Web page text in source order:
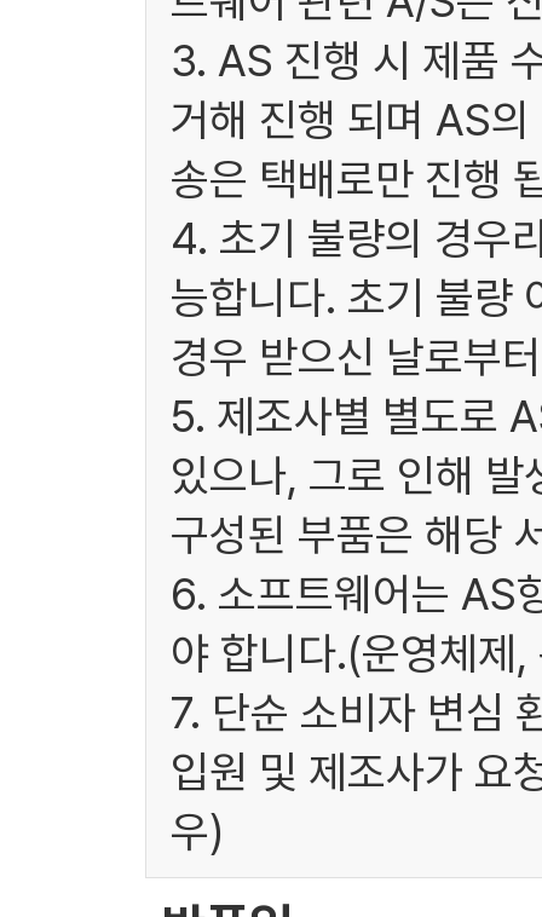
3. AS 진행 시 제품
거해 진행 되며 AS
송은 택배로만 진행
4. 초기 불량의 경우
능합니다. 초기 불량
경우 받으신 날로부
5. 제조사별 별도로
있으나, 그로 인해
구성된 부품은 해당
6. 소프트웨어는 AS
야 합니다.(운영체제
7. 단순 소비자 변심
입원 및 제조사가 요
우)